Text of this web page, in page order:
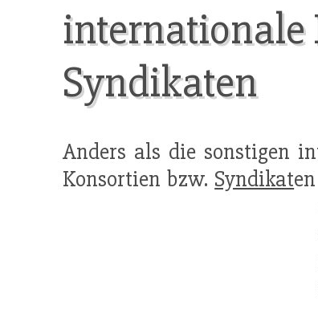
internationale
Syndikaten
Anders als die sonstigen
Konsortien bzw. Syndikat